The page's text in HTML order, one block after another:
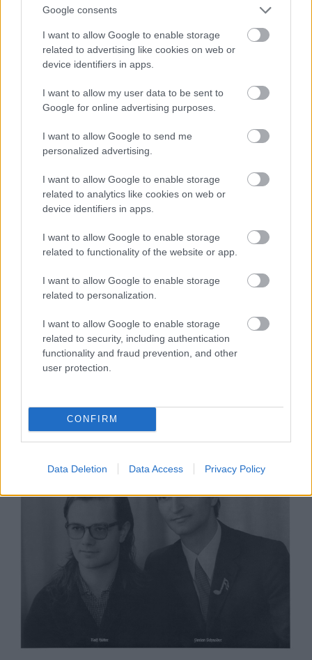
Google consents
I want to allow Google to enable storage
related to advertising like cookies on web or
device identifiers in apps.
I want to allow my user data to be sent to
Google for online advertising purposes.
I want to allow Google to send me
personalized advertising.
I want to allow Google to enable storage
related to analytics like cookies on web or
device identifiers in apps.
I want to allow Google to enable storage
related to functionality of the website or app.
I want to allow Google to enable storage
related to personalization.
I want to allow Google to enable storage
related to security, including authentication
functionality and fraud prevention, and other
user protection.
CONFIRM
Data Deletion Data Access Privacy Policy
mormogó basszussal az egyik legkorábbi
elektropop és csírájában már hordozza az
Autobahn
ötleteit, de a lemez további része inkább szellős-
gitáros útkeresés: hol ötlettelen, hol néhány percig
hangulatosra összeálló.7.5/10
Ralf & Florian(1973)